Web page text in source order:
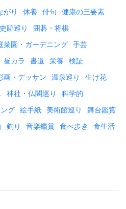
がり 休養 俳句
健康の三要素
史跡巡り
囲碁・将棋
菜園・ガーデニング
手芸
昼カラ 書道 栄養
検証
画・デッサン 温泉巡り
生け花
神社・仏閣巡り
科学的
グ
絵手紙 美術館巡り
舞台鑑賞
釣り 音楽鑑賞 食べ歩き 食生活